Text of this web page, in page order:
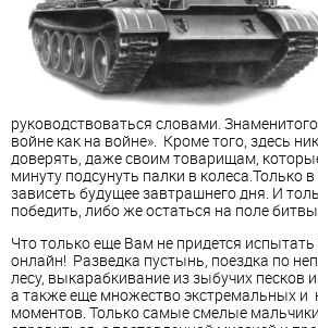
руководствоваться словами.
войне как на войне». Кроме того, здесь
доверять, даже своим товарищам,
минуту подсунуть палки в колеса.Только
зависеть будущее завтрашнего дня. И
победить, либо же остаться на поле
Что только еще Вам не придется испытать
онлайн! Разведка пустынь, поездка по
лесу, выкарабкивание из зыбучих песков
а также еще множество экстремальных и
моментов. Только самые смелые